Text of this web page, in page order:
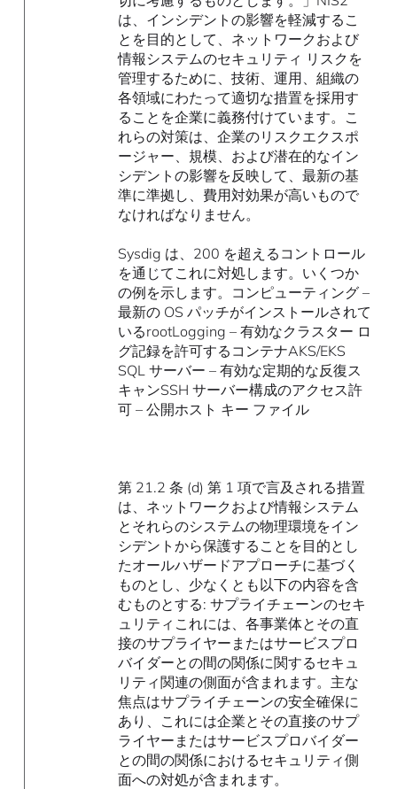
は、インシデントの影響を軽減するこ
とを目的として、ネットワークおよび
情報システムのセキュリティ リスクを
管理するために、技術、運用、組織の
各領域にわたって適切な措置を採用す
ることを企業に義務付けています。こ
れらの対策は、企業のリスクエクスポ
ージャー、規模、および潜在的なイン
シデントの影響を反映して、最新の基
準に準拠し、費用対効果が高いもので
なければなりません。
Sysdig は、200 を超えるコントロール
を通じてこれに対処します。いくつか
の例を示します。コンピューティング –
最新の OS パッチがインストールされて
いるrootLogging – 有効なクラスター ロ
グ記録を許可するコンテナAKS/EKS
SQL サーバー – 有効な定期的な反復ス
キャンSSH サーバー構成のアクセス許
可 – 公開ホスト キー ファイル
第 21.2 条 (d) 第 1 項で言及される措置
は、ネットワークおよび情報システム
とそれらのシステムの物理環境をイン
シデントから保護することを目的とし
たオールハザードアプローチに基づく
ものとし、少なくとも以下の内容を含
むものとする: サプライチェーンのセキ
ュリティこれには、各事業体とその直
接のサプライヤーまたはサービスプロ
バイダーとの間の関係に関するセキュ
リティ関連の側面が含まれます。主な
焦点はサプライチェーンの安全確保に
あり、これには企業とその直接のサプ
ライヤーまたはサービスプロバイダー
との間の関係におけるセキュリティ側
面への対処が含まれます。